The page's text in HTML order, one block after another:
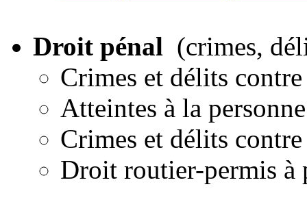
Droit pénal (crimes,
Crimes et délits
Atteintes à la
Crimes et délits
Droit routier-permis à